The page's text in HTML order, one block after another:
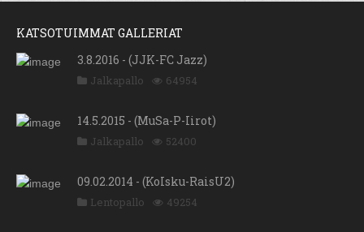
KATSOTUIMMAT GALLERIAT
3.8.2016 - (JJK-FC Jazz)
Jalkapallo 64954
14.5.2015 - (MuSa-P-Iirot)
Jalkapallo 52400
09.02.2014 - (KoIsku-RaisU2)
Lentopallo 49254